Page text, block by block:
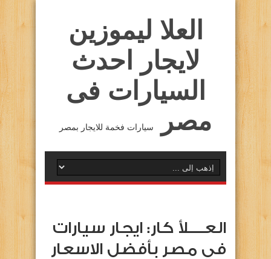
العلا ليموزين
لايجار احدث
السيارات فى
مصر
سيارات فخمة للايجار بمصر
العــــلأ كار: ايجار سيارات
في مصر بأفضل الاسعار